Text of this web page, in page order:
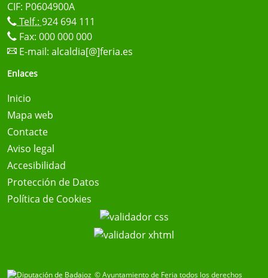
CIF: P0604900A
Telf.: 924 694 111
Fax: 000 000 000
E-mail: alcaldia[@]feria.es
Enlaces
Inicio
Mapa web
Contacte
Aviso legal
Accesibilidad
Protección de Datos
Política de Cookies
© Ayuntamiento de Feria todos los derechos